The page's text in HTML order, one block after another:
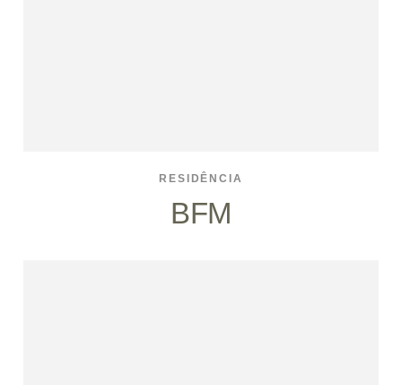
RESIDÊNCIA
BFM